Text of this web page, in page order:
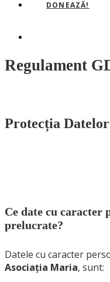
DONEAZĂ!
Regulament
Protecția
Ce date cu caracter
prelucrate?
Datele cu caracter
Asociația Maria, sunt: